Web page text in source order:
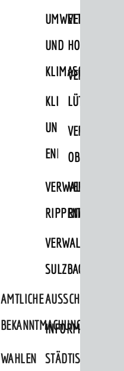
UMWELT-
UND
KLIMASCHUTZ
KLIMASCHUTZ
UND
RIPPENWEIER
SULZBACH
AMTLICHE
BEKANNTMACHUNGEN
WAHLEN STÄDTISCHE